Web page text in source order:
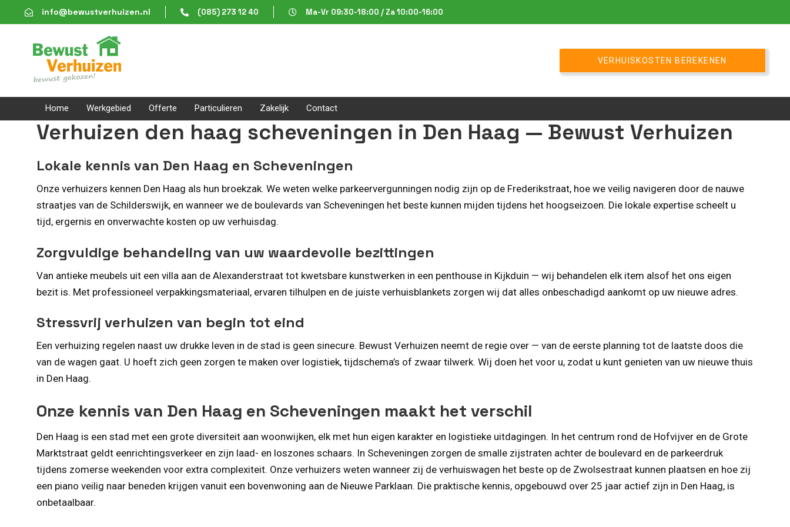
links
to
content
info@bewustverhuizen.nl (085) 273 12 40 Ma-Vr 09:30-18:00 / Za 10:00-16:00
VERHUISKOSTEN BEREKENEN
Home Werkgebied Offerte Particulieren Zakelijk Contact
Verhuizen den haag scheveningen in Den Haag — Bewust Verhuizen
Lokale kennis van Den Haag en Scheveningen
Onze verhuizers kennen Den Haag als hun broekzak. We weten welke parkeervergunningen nodig zijn op de Frederikstraat, hoe we veilig navigeren door de nauwe
straatjes van de Schilderswijk, en wanneer we de boulevards van Scheveningen het beste kunnen mijden tijdens het hoogseizoen. Die lokale expertise scheelt u
tijd, ergernis en onverwachte kosten op uw verhuis­dag.
Zorgvuldige behandeling van uw waardevolle bezittingen
Van antieke meubels uit een villa aan de Alexanderstraat tot kwetsbare kunstwerken in een penthouse in Kijkduin — wij behandelen elk item alsof het ons eigen
bezit is. Met professioneel verpakkingsmateriaal, ervaren tilhulpen en de juiste verhuisblankets zorgen wij dat alles onbeschadigd aankomt op uw nieuwe adres.
Stressvrij verhuizen van begin tot eind
Een verhuizing regelen naast uw drukke leven in de stad is geen sinecure. Bewust Verhuizen neemt de regie over — van de eerste planning tot de laatste doos die
van de wagen gaat. U hoeft zich geen zorgen te maken over logistiek, tijdschema’s of zwaar tilwerk. Wij doen het voor u, zodat u kunt genieten van uw nieuwe thuis
in Den Haag.
Onze kennis van Den Haag en Scheveningen maakt het verschil
Den Haag is een stad met een grote diversiteit aan woonwijken, elk met hun eigen karakter en logistieke uitdagingen. In het centrum rond de Hofvijver en de Grote
Marktstraat geldt eenrichtingsverkeer en zijn laad- en loszones schaars. In Scheveningen zorgen de smalle zijstraten achter de boulevard en de parkeerdruk
tijdens zomerse weekenden voor extra complexiteit. Onze verhuizers weten wanneer zij de verhuiswagen het beste op de Zwolsestraat kunnen plaatsen en hoe zij
een piano veilig naar beneden krijgen vanuit een bovenwoning aan de Nieuwe Parklaan. Die praktische kennis, opgebouwd over 25 jaar actief zijn in Den Haag, is
onbetaalbaar.